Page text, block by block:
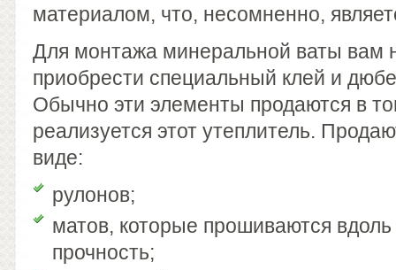
материалом, что, несомненно,
Для монтажа минеральной ваты вам
приобрести специальный клей и
Обычно эти элементы продаются в
реализуется этот утеплитель.
виде:
рулонов;
матов, которые прошиваются
прочность;